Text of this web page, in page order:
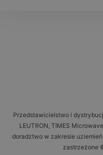
Przedstawicielstwo i
LEUTRON, TIMES
doradztwo w zakresie
zastrzeżone